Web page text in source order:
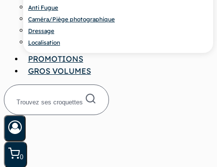
Anti Fugue
Caméra/Piège photographique
Dressage
Localisation
PROMOTIONS
GROS VOLUMES
Trouvez ses croquettes
0